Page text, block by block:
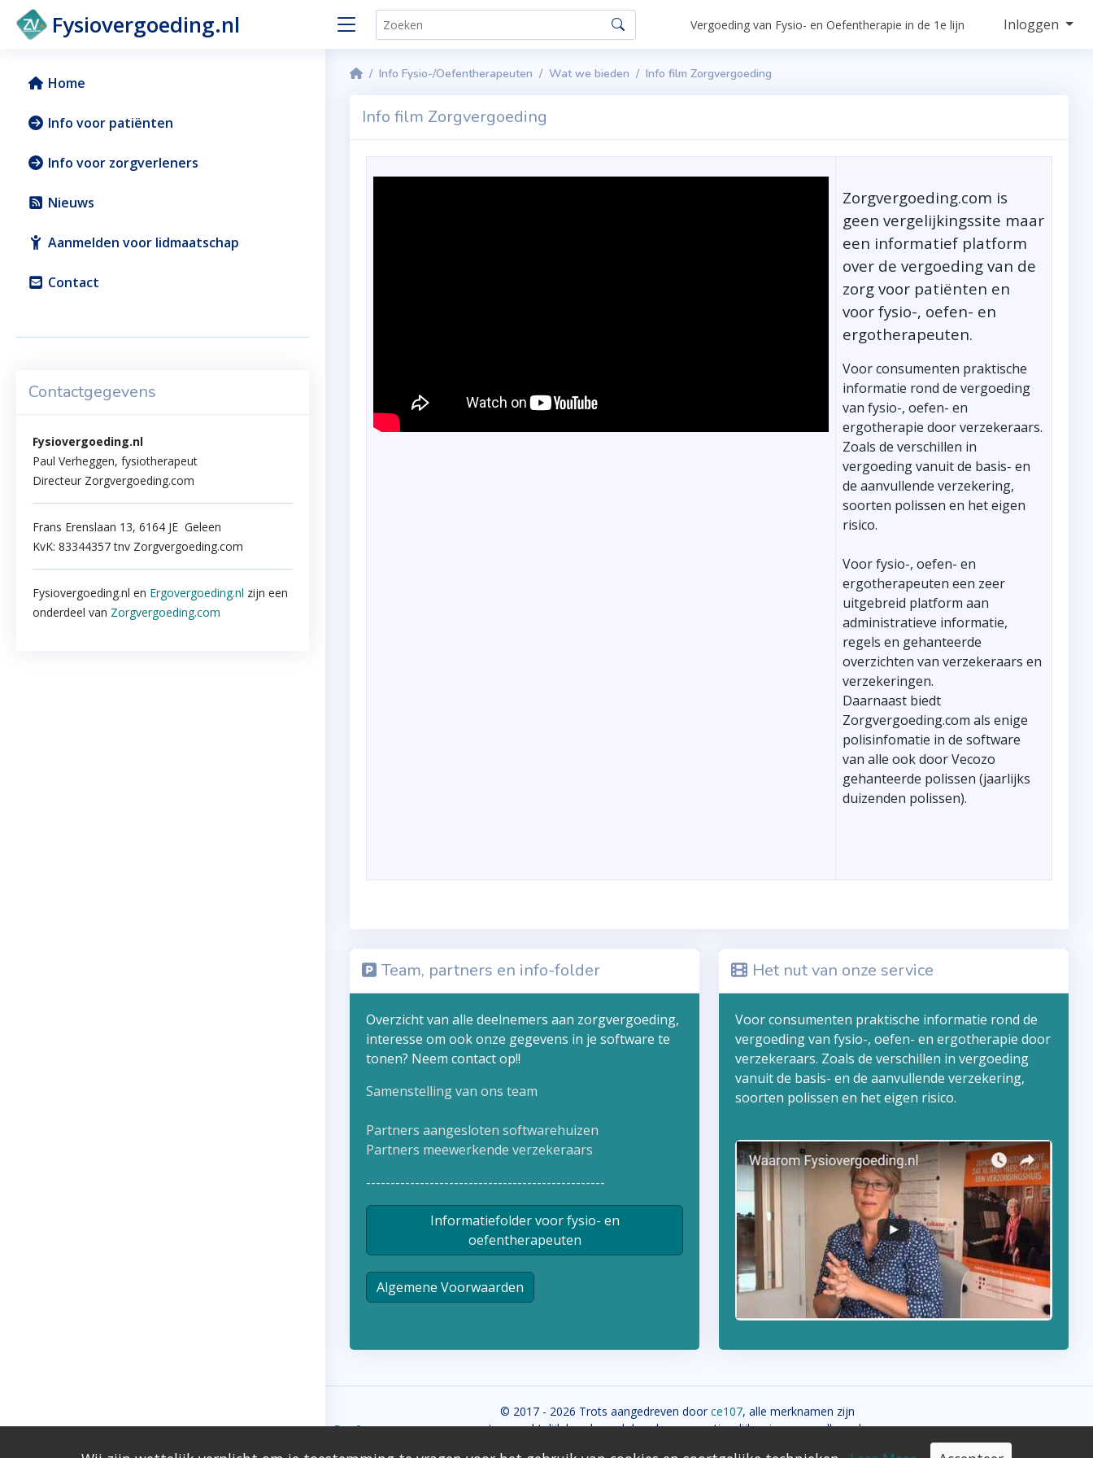
Fysiovergoeding.nl Vergoeding van Fysio- en Oefentherapie in de 1e lijn Inloggen
Home
Info voor patiënten
Info voor zorgverleners
Nieuws
Aanmelden voor lidmaatschap
Contact
Contactgegevens
Fysiovergoeding.nl
Paul Verheggen, fysiotherapeut
Directeur Zorgvergoeding.com
Frans Erenslaan 13, 6164 JE Geleen
KvK: 83344357 tnv Zorgvergoeding.com
Fysiovergoeding.nl en Ergovergoeding.nl zijn een
onderdeel van Zorgvergoeding.com
Info Fysio-/Oefentherapeuten Wat we bieden Info film Zorgvergoeding
Info film Zorgvergoeding
Zorgvergoeding.com is
geen vergelijkingssite maar
een informatief platform
over de vergoeding van de
zorg voor patiënten en
voor fysio-, oefen- en
ergotherapeuten.
Voor consumenten praktische
informatie rond de vergoeding
van fysio-, oefen- en
ergotherapie door verzekeraars.
Zoals de verschillen in
vergoeding vanuit de basis- en
de aanvullende verzekering,
soorten polissen en het eigen
risico.
Voor fysio-, oefen- en
ergotherapeuten een zeer
uitgebreid platform aan
administratieve informatie,
regels en gehanteerde
overzichten van verzekeraars en
verzekeringen.
Daarnaast biedt
Zorgvergoeding.com als enige
polisinfomatie in de software
van alle ook door Vecozo
gehanteerde polissen (jaarlijks
duizenden polissen).
Team, partners en info-folder
Overzicht van alle deelnemers aan zorgvergoeding,
interesse om ook onze gegevens in je software te
tonen? Neem contact op!!
Samenstelling van ons team
Partners aangesloten softwarehuizen
Partners meewerkende verzekeraars
-------------------------------------------------
Informatiefolder voor fysio- en
oefentherapeuten
Algemene Voorwaarden
Het nut van onze service
Voor consumenten praktische informatie rond de
vergoeding van fysio-, oefen- en ergotherapie door
verzekeraars. Zoals de verschillen in vergoeding
vanuit de basis- en de aanvullende verzekering,
soorten polissen en het eigen risico.
© 2017 - 2026 Trots aangedreven doorce107, alle merknamen zijn
auteursrechtelijk beschermd door hun respectievelijke eigenaars, alle andere